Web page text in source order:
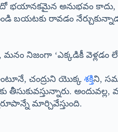
ఏదో భయానకమైన అనుభవం
బయటకు రావడం
నిజంగా ‘ఎక్కడికీ వెళ్లడం
చంద్రుని యొక్కశక్తిని,
మార్చివేస్తుంది.